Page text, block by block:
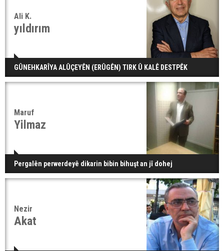
Ali K.
yıldırım
GÛNEHKARÎYA ALÛÇEYÊN (ERÛGÊN) TIRK Û KALÊ DESTPÊK
Maruf
Yilmaz
Pergalên perwerdeyê dikarin bibin bihuşt an jî dohej
Nezir
Akat